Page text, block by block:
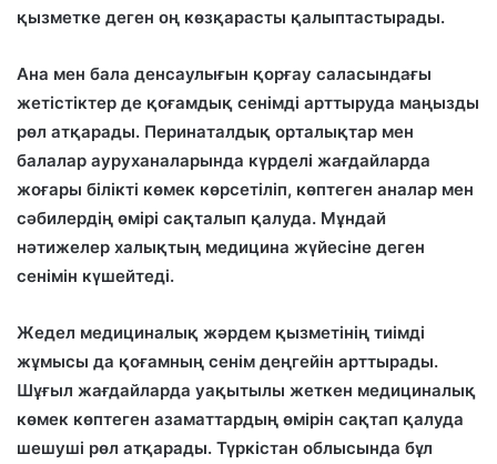
қызметке деген оң көзқарасты қалыптастырады.
Ана мен бала денсаулығын қорғау саласындағы
жетістіктер де қоғамдық сенімді арттыруда маңызды
рөл атқарады. Перинаталдық орталықтар мен
балалар ауруханаларында күрделі жағдайларда
жоғары білікті көмек көрсетіліп, көптеген аналар мен
сәбилердің өмірі сақталып қалуда. Мұндай
нәтижелер халықтың медицина жүйесіне деген
сенімін күшейтеді.
Жедел медициналық жәрдем қызметінің тиімді
жұмысы да қоғамның сенім деңгейін арттырады.
Шұғыл жағдайларда уақытылы жеткен медициналық
көмек көптеген азаматтардың өмірін сақтап қалуда
шешуші рөл атқарады. Түркістан облысында бұл